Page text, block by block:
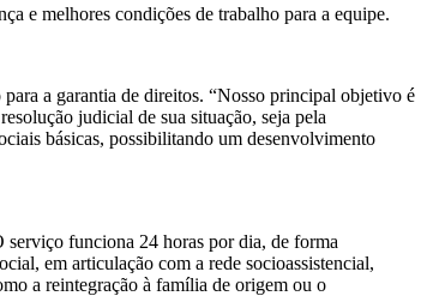
e melhores condições de trabalho para a equipe.
a garantia de direitos. “Nosso principal objetivo é
judicial de sua situação, seja pela
básicas, possibilitando um desenvolvimento
serviço funciona 24 horas por dia, de forma
em articulação com a rede socioassistencial,
a reintegração à família de origem ou o